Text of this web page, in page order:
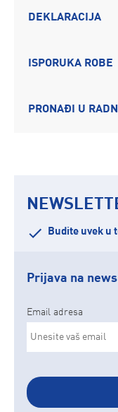
DEKLARACIJA
ISPORUKA ROBE
PRONAĐI U
Budite uvek u
Prijava na
Email adresa